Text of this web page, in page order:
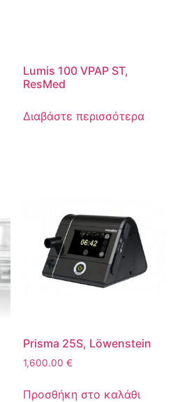
Lumis 100 VPAP ST,
ResMed
Διαβάστε περισσότερα
Prisma 25S, Löwenstein
1,600.00 €
Προσθήκη στο καλάθι